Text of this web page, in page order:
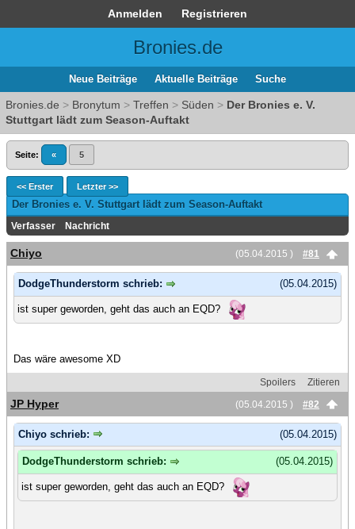
Anmelden Registrieren
Bronies.de
Neue Beiträge Aktuelle Beiträge Suche
Bronies.de > Bronytum > Treffen > Süden > Der Bronies e. V.
Stuttgart lädt zum Season-Auftakt
Seite: « 5
<< Erster Letzter >>
Der Bronies e. V. Stuttgart lädt zum Season-Auftakt
Verfasser Nachricht
(05.04.2015 ) #81
Chiyo
(05.04.2015)
DodgeThunderstorm schrieb:
ist super geworden, geht das auch an EQD?
Das wäre awesome XD
Spoilers
Zitieren
(05.04.2015 )
#82
JP Hyper
(05.04.2015)
Chiyo schrieb:
(05.04.2015)
DodgeThunderstorm schrieb:
ist super geworden, geht das auch an EQD?